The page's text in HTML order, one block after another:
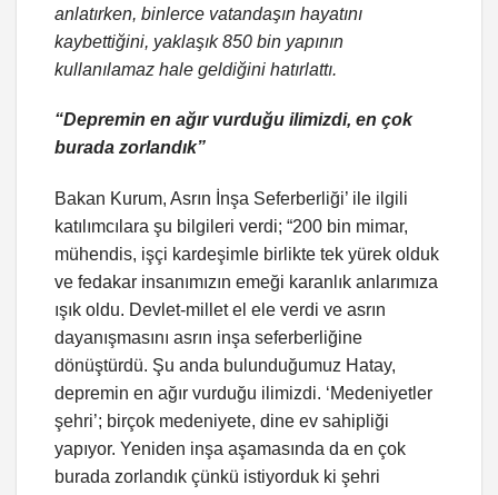
anlatırken, binlerce vatandaşın hayatını
kaybettiğini, yaklaşık 850 bin yapının
kullanılamaz hale geldiğini hatırlattı.
“Depremin en ağır vurduğu ilimizdi, en çok
burada zorlandık”
Bakan Kurum, Asrın İnşa Seferberliği’ ile ilgili
katılımcılara şu bilgileri verdi; “200 bin mimar,
mühendis, işçi kardeşimle birlikte tek yürek olduk
ve fedakar insanımızın emeği karanlık anlarımıza
ışık oldu. Devlet-millet el ele verdi ve asrın
dayanışmasını asrın inşa seferberliğine
dönüştürdü. Şu anda bulunduğumuz Hatay,
depremin en ağır vurduğu ilimizdi. ‘Medeniyetler
şehri’; birçok medeniyete, dine ev sahipliği
yapıyor. Yeniden inşa aşamasında da en çok
burada zorlandık çünkü istiyorduk ki şehri